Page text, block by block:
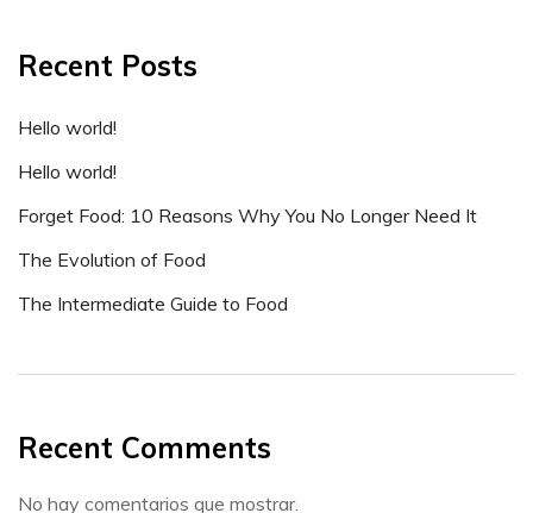
Recent Posts
Hello world!
Hello world!
Forget Food: 10 Reasons Why You No Longer Need It
The Evolution of Food
The Intermediate Guide to Food
Recent Comments
No hay comentarios que mostrar.